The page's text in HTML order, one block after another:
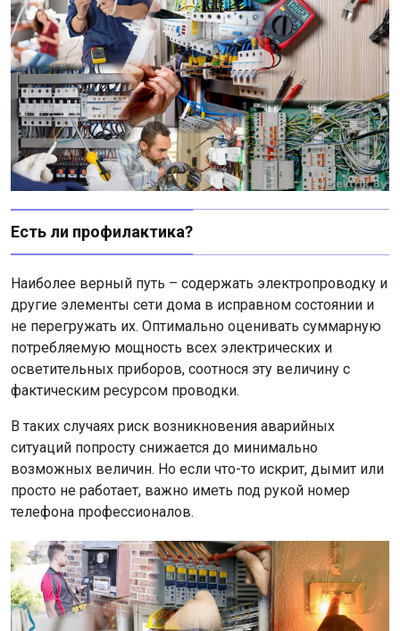
Есть ли профилактика?
Наиболее верный путь – содержать электропроводку и
другие элементы сети дома в исправном состоянии и
не перегружать их. Оптимально оценивать суммарную
потребляемую мощность всех электрических и
осветительных приборов, соотнося эту величину с
фактическим ресурсом проводки.
В таких случаях риск возникновения аварийных
ситуаций попросту снижается до минимально
возможных величин. Но если что-то искрит, дымит или
просто не работает, важно иметь под рукой номер
телефона профессионалов.